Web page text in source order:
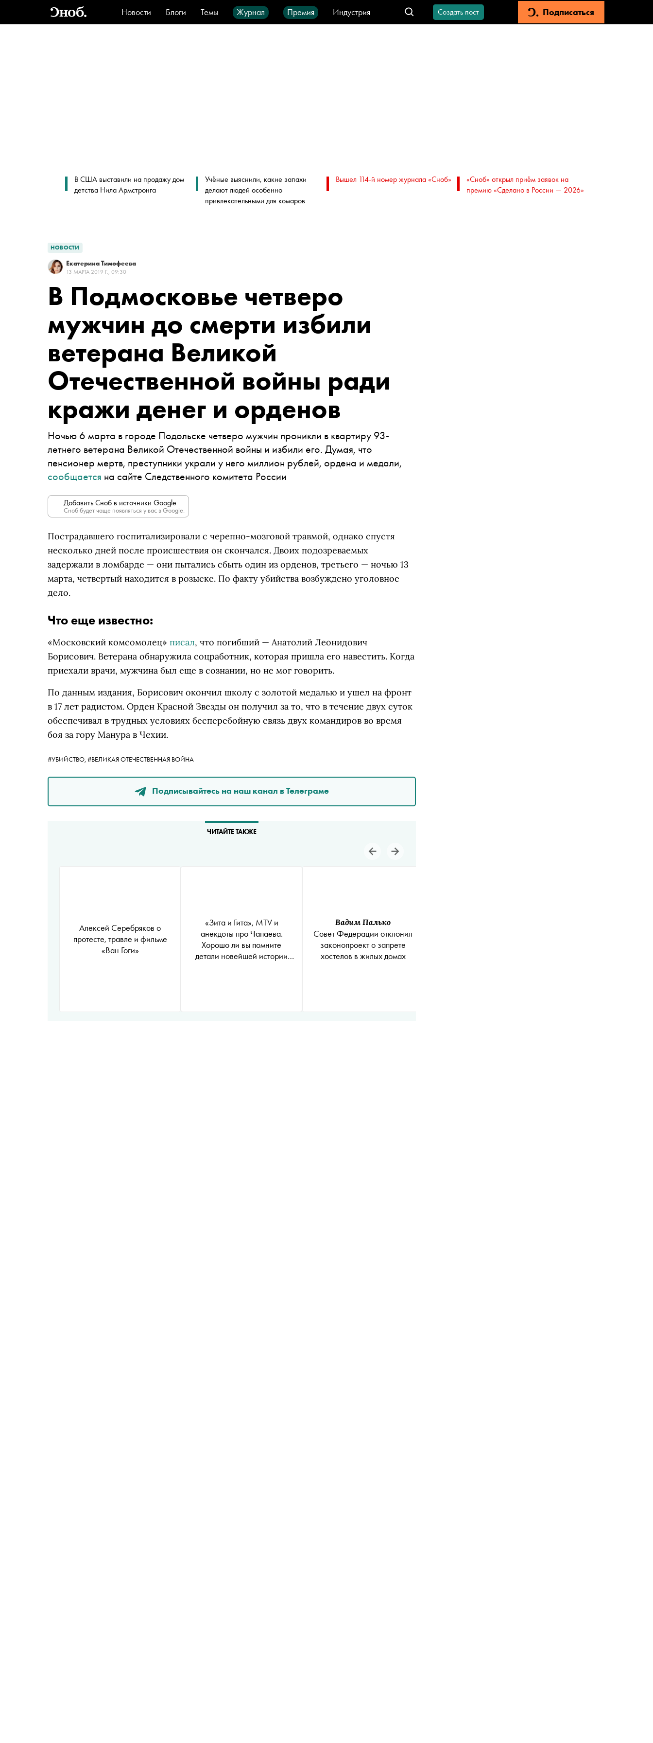
Новости Блоги Темы Журнал Премия
Индустрия
Стиль
Видео Город IT-продукты
Создать пост Подписаться
В США выставили на продажу дом
детства Нила Армстронга
Учёные выяснили, какие запахи
делают людей особенно
привлекательными для комаров
Вышел 114-й номер журнала «Сноб»
«Сноб» открыл приём заявок на
премию «Сделано в России — 2026»
НОВОСТИ
Екатерина Тимофеева
13 МАРТА 2019 Г., 09:30
В Подмосковье четверо
мужчин до смерти избили
ветерана Великой
Отечественной войны ради
кражи денег и орденов
Ночью 6 марта в городе Подольске четверо мужчин проникли в квартиру 93-
летнего ветерана Великой Отечественной войны и избили его. Думая, что
пенсионер мертв, преступники украли у него миллион рублей, ордена и медали,
сообщается на сайте Следственного комитета России
Добавить Сноб в источники Google
Сноб будет чаще появляться у вас в Google.
Пострадавшего госпитализировали с черепно-мозговой травмой, однако спустя
несколько дней после происшествия он скончался. Двоих подозреваемых
задержали в ломбарде — они пытались сбыть один из орденов, третьего — ночью 13
марта, четвертый находится в розыске. По факту убийства возбуждено уголовное
дело.
Что еще известно:
«Московский комсомолец» писал, что погибший — Анатолий Леонидович
Борисович. Ветерана обнаружила соцработник, которая пришла его навестить. Когда
приехали врачи, мужчина был еще в сознании, но не мог говорить.
По данным издания, Борисович окончил школу с золотой медалью и ушел на фронт
в 17 лет радистом. Орден Красной Звезды он получил за то, что в течение двух суток
обеспечивал в трудных условиях бесперебойную связь двух командиров во время
боя за гору Манура в Чехии.
#УБИЙСТВО, #ВЕЛИКАЯ ОТЕЧЕСТВЕННАЯ ВОЙНА
Подписывайтесь на наш канал в Телеграме
ЧИТАЙТЕ ТАКЖЕ
Алексей Серебряков о
протесте, травле и фильме
«Ван Гоги»
«Зита и Гита», MTV и
анекдоты про Чапаева.
Хорошо ли вы помните
детали новейшей истории
Вадим Палько
Совет Федерации отклонил
законопроект о запрете
хостелов в жилых домах